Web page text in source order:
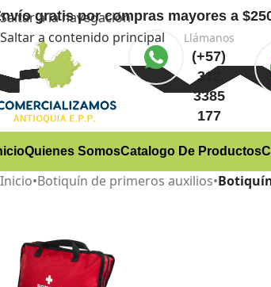
Saltar a la navegación
Saltar a contenido principal
gratispor compras mayores a
Llámanos
(+57)
312
3385
177
Quienes SomosCatalogo De Productos
Inicio•Botiquín de primeros auxilios•